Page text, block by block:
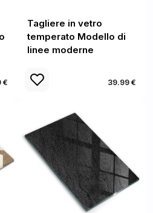
€
Tagliere in vetro
temperato Modello di
linee moderne
39.99 €